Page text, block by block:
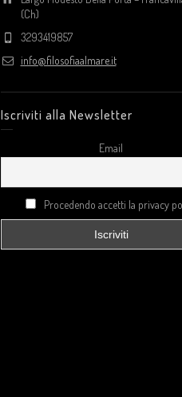
(Ch)
3293419857
info@filosofiaalmare.it
Iscriviti alla Newsletter
Email
Procedendo accetti la privacy